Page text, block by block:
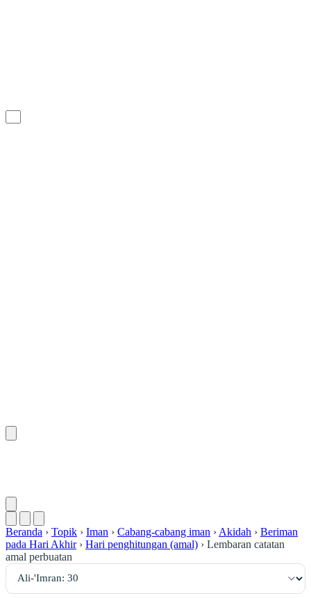
Beranda › Topik › Iman › Cabang-cabang iman › Akidah › Beriman
pada Hari Akhir › Hari penghitungan (amal) › Lembaran catatan
amal perbuatan